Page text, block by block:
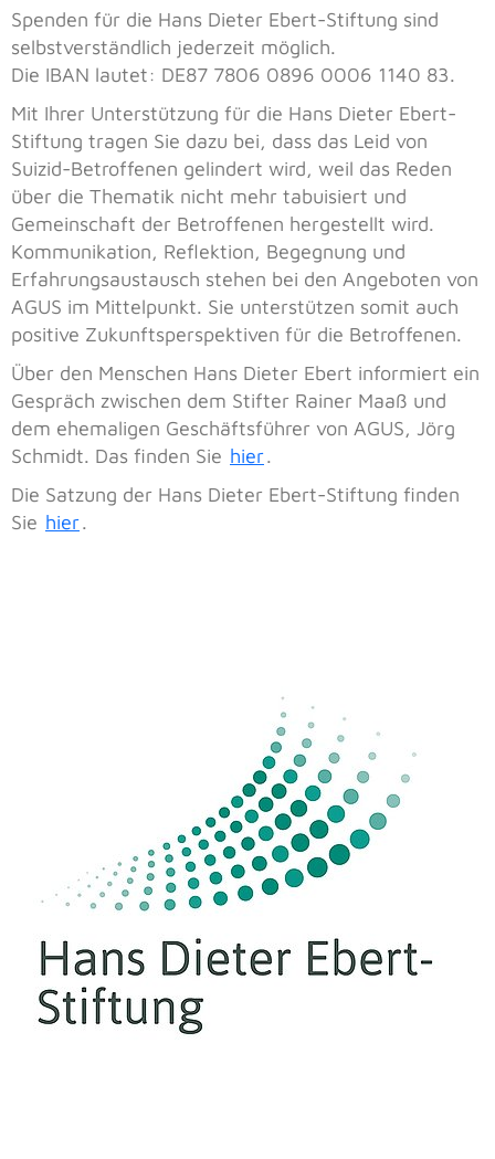
Spenden für die Hans Dieter Ebert-Stiftung sind
selbstverständlich jederzeit möglich.
Die IBAN lautet: DE87 7806 0896 0006 1140 83.
Mit Ihrer Unterstützung für die Hans Dieter Ebert-
Stiftung tragen Sie dazu bei, dass das Leid von
Suizid-Betroffenen gelindert wird, weil das Reden
über die Thematik nicht mehr tabuisiert und
Gemeinschaft der Betroffenen hergestellt wird.
Kommunikation, Reflektion, Begegnung und
Erfahrungsaustausch stehen bei den Angeboten von
AGUS im Mittelpunkt. Sie unterstützen somit auch
positive Zukunftsperspektiven für die Betroffenen.
Über den Menschen Hans Dieter Ebert informiert ein
Gespräch zwischen dem Stifter Rainer Maaß und
dem ehemaligen Geschäftsführer von AGUS, Jörg
Schmidt. Das finden Sie hier.
Die Satzung der Hans Dieter Ebert-Stiftung finden
Sie hier.